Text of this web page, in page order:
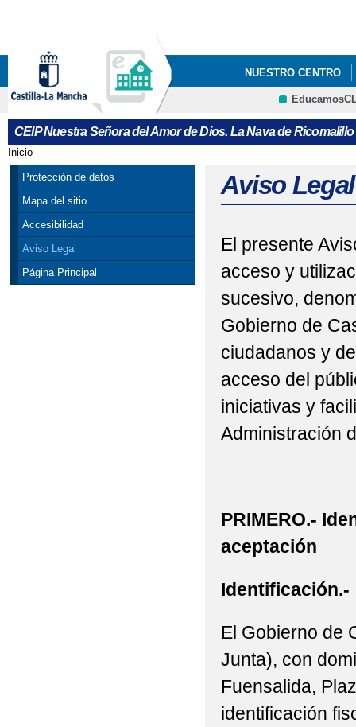
NUESTRO CENTRO
PLAN DIGITAL
CRFP
CEIP Nuestra Señora del Amor de Dios. La Nava de Ricomalillo
Se encuentra usted aquí
Inicio
Protección de datos
Mapa del sitio
Accesibilidad
Aviso Legal
Página Principal
Aviso Legal
El presente
acceso y
sucesivo,
Gobierno de
ciudadanos y
acceso del
iniciativas y
Administración
PRIMERO.-
aceptación
Identificación.-
El Gobierno de
Junta), con
Fuensalida,
identificación